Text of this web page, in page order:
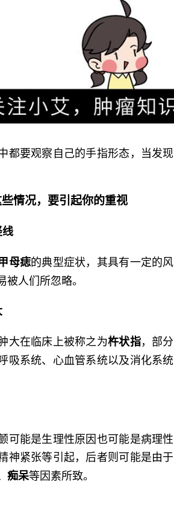
都要观察自己的手指形态，当发
情况，要引起你的重视
母痣的典型症状，其具有一定的
人们所忽略。
大在临床上被称之为杵状指，部
吸系统、心血管系统以及消化系
可能是生理性原因也可能是病理
神紧张等引起，后者则可能是由于
痴呆等因素所致。